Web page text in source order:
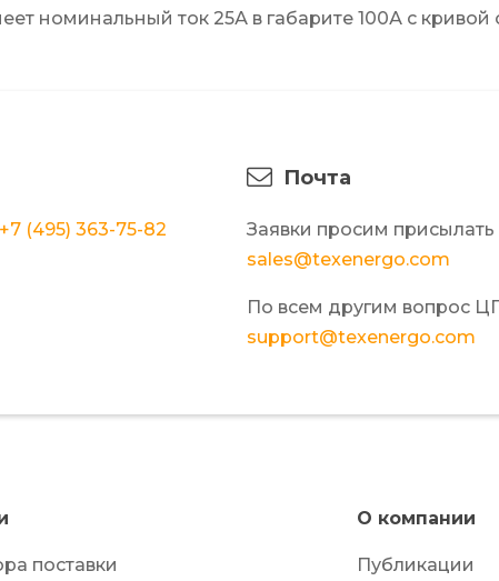
номинальный ток 25А в габарите 100А с кривой
+7 (495) 363-75-82
Почта
Заявки просим
sales@texenergo.com
По всем другим вопрос
support@texenergo.com
поставки
О компании
Публикации